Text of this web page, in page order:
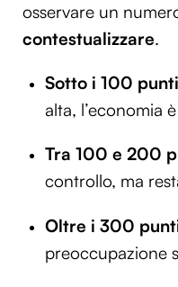
osservare un
contestualizzare.
Sotto i 100 punti
alta, l’economia
Tra 100 e 200
controllo, ma
Oltre i 300
preoccupazione